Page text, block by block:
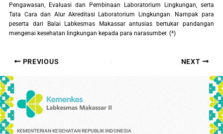
Pengawasan, Evaluasi dan Pembinaan Laboratorium Lingkungan, serta
Tata Cara dan Alur Akreditasi Laboratorium Lingkungan. Nampak para
peserta dari Balai Labkesmas Makassar antusias bertukar pandangan
mengenai kesehatan lingkungan kepada para narasumber. (*)
PREVIOUS NEXT
KEMENTERIAN KESEHATAN REPUBLIK INDONESIA